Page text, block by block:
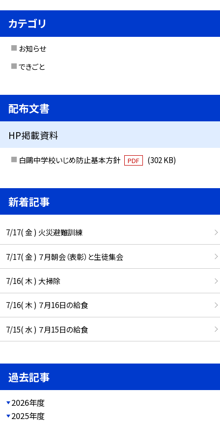
カテゴリ
お知らせ
できごと
配布文書
HP掲載資料
白鷗中学校いじめ防止基本方針 PDF (302 KB)
新着記事
7/17( 金 ) 火災避難訓練
7/17( 金 ) ７月朝会（表彰）と生徒集会
7/16( 木 ) 大掃除
7/16( 木 ) ７月16日の給食
7/15( 水 ) ７月15日の給食
過去記事
2026年度
2025年度